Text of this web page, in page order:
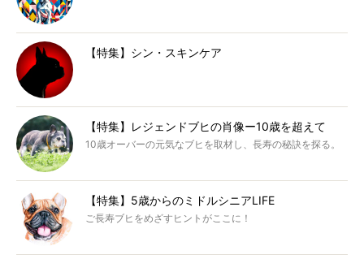
【特集】シン・スキンケア
【特集】レジェンドブヒの肖像ー10歳を超えて
10歳オーバーの元気なブヒを取材し、長寿の秘訣を探る。
【特集】5歳からのミドルシニアLIFE
ご長寿ブヒをめざすヒントがここに！